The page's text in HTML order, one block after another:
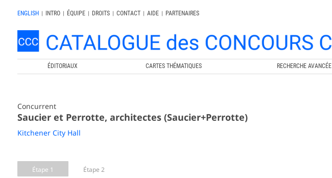
ENGLISH | INTRO | ÉQUIPE | DROITS | CONTACT | AIDE |
PARTENAIRES
ÉDITORIAUX CARTES THÉMATIQUES RECHERCHE AVANCÉE
Concurrent
Saucier et Perrotte, architectes (Saucier+Perrotte)
Kitchener City Hall
Étape 1 Étape 2